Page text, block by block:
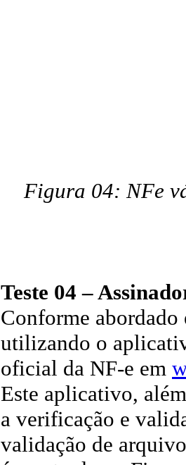
Figura 04: NFe
Teste 04 –
Conforme abordado
utilizando o
oficial da NF-e em
Este aplicativo,
a verificação e
validação de